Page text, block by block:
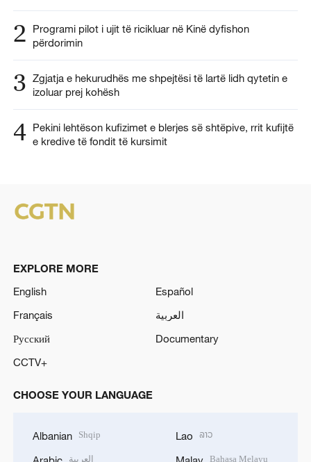
2
Programi pilot i ujit të ricikluar në Kinë dyfishon
përdorimin
3 Zgjatja e hekurudhës me shpejtësi të lartë lidh qytetin e
izoluar prej kohësh
4 Pekini lehtëson kufizimet e blerjes së shtëpive, rrit kufijtë
e kredive të fondit të kursimit
EXPLORE MORE
English
Español
Français
العربية
Русский
Documentary
CCTV+
CHOOSE YOUR LANGUAGE
Albanian Shqip
العربية
Lao ລາວ
Bahasa Melayu